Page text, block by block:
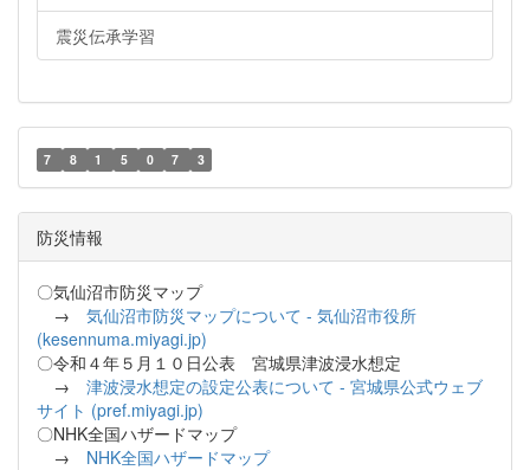
震災伝承学習
7 8 1 5 0 7 3
防災情報
〇気仙沼市防災マップ
→ 気仙沼市防災マップについて - 気仙沼市役所
(kesennuma.miyagi.jp)
〇令和４年５月１０日公表 宮城県津波浸水想定
→ 津波浸水想定の設定公表について - 宮城県公式ウェブ
サイト (pref.miyagi.jp)
〇NHK全国ハザードマップ
→ NHK全国ハザードマップ